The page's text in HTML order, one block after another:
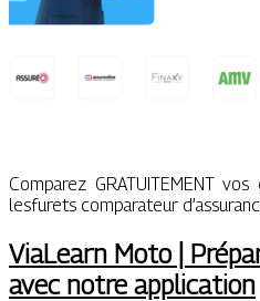
Comparez GRATUITEMENT
lesfurets comparateur
ViaLearn Moto |
avec notre application